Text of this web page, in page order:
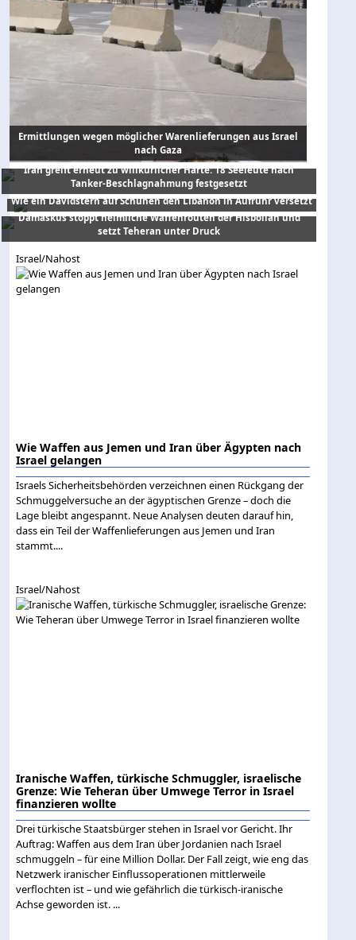
Ermittlungen wegen möglicher Warenlieferungen aus Israel
nach Gaza
Drei Millionen Euro für Terror,Bargeldschmuggel an Israels
Ostgrenze gestoppt
Iran greift erneut zu willkürlicher Härte: 18 Seeleute nach
Tanker-Beschlagnahmung festgesetzt
Wie ein Davidstern auf Schuhen den Libanon in Aufruhr versetzt
Damaskus stoppt heimliche Waffenrouten der Hisbollah und
setzt Teheran unter Druck
Israel/Nahost
Wie Waffen aus Jemen und Iran über Ägypten nach
Israel gelangen
Israels Sicherheitsbehörden verzeichnen einen Rückgang der
Schmuggelversuche an der ägyptischen Grenze – doch die
Lage bleibt angespannt. Neue Analysen deuten darauf hin,
dass ein Teil der Waffenlieferungen aus Jemen und Iran
stammt....
Israel/Nahost
Iranische Waffen, türkische Schmuggler, israelische
Grenze: Wie Teheran über Umwege Terror in Israel
finanzieren wollte
Drei türkische Staatsbürger stehen in Israel vor Gericht. Ihr
Auftrag: Waffen aus dem Iran über Jordanien nach Israel
schmuggeln – für eine Million Dollar. Der Fall zeigt, wie eng das
Netzwerk iranischer Einflussoperationen mittlerweile
verflochten ist – und wie gefährlich die türkisch-iranische
Achse geworden ist. ...